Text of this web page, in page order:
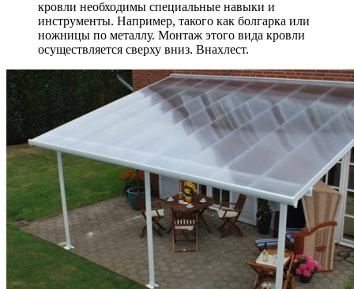
кровли необходимы специальные навыки и
инструменты. Например, такого как болгарка или
ножницы по металлу. Монтаж этого вида кровли
осуществляется сверху вниз. Внахлест.